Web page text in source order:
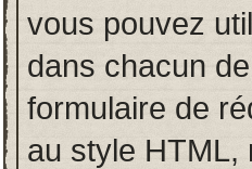
vous pouvez
dans chacun
formulaire de
au style HTML,